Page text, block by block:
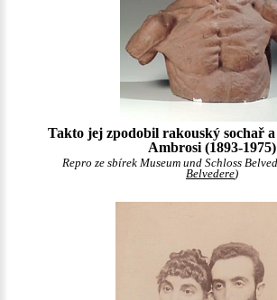
Takto jej zpodobil rakouský sochař
Ambrosi (1893-1975)
Repro ze sbírek Museum und Schloss
Belvedere)